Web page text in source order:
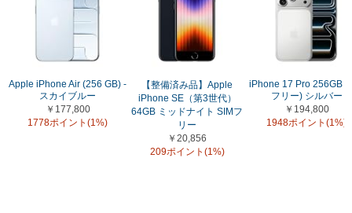
Apple iPhone Air (256 GB) -
スカイブルー
￥177,800
1778ポイント(1%)
【整備済み品】Apple
iPhone SE（第3世代）
64GB ミッドナイト SIMフ
リー
￥20,856
209ポイント(1%)
iPhone 17 Pro 256GB
フリー) シルバー
￥194,800
1948ポイント(1%)